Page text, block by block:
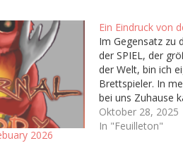
2026
Ein Eindruck von
Im Gegensatz zu
der SPIEL, der
der Welt, bin ich
Brettspieler. In
bei uns Zuhause
gespielt abseits
oder Monopoly,
Oktober 28, 2025
In "Feuilleton"